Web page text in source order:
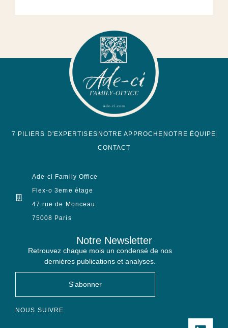
7 PILIERS D'EXPERTISES NOTRE APPROCHE NOTRE ÉQUIPE
CONTACT
Ade-ci Family Office
Flex-o 3eme étage
47 rue de Monceau
75008 Paris
Notre Newsletter
Retrouvez chaque mois un condensé de nos
dernières publications et analyses.
S'abonner
NOUS SUIVRE